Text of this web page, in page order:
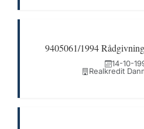
9405061/1994
14-10-
Realkredit